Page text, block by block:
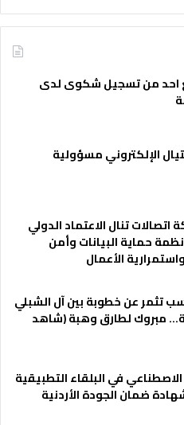
احد من تسجيل شكوى لدى
الإلكتروني مسؤولية
اتصالات تنال الاعتماد الدولي
حماية البيانات وأمن
الأعمال
تثمر عن خطوبة بين آل الشبلي
مبروك لطارق وهبة (شاهد
في البلقاء التطبيقية
ضمان الجودة الأردنية